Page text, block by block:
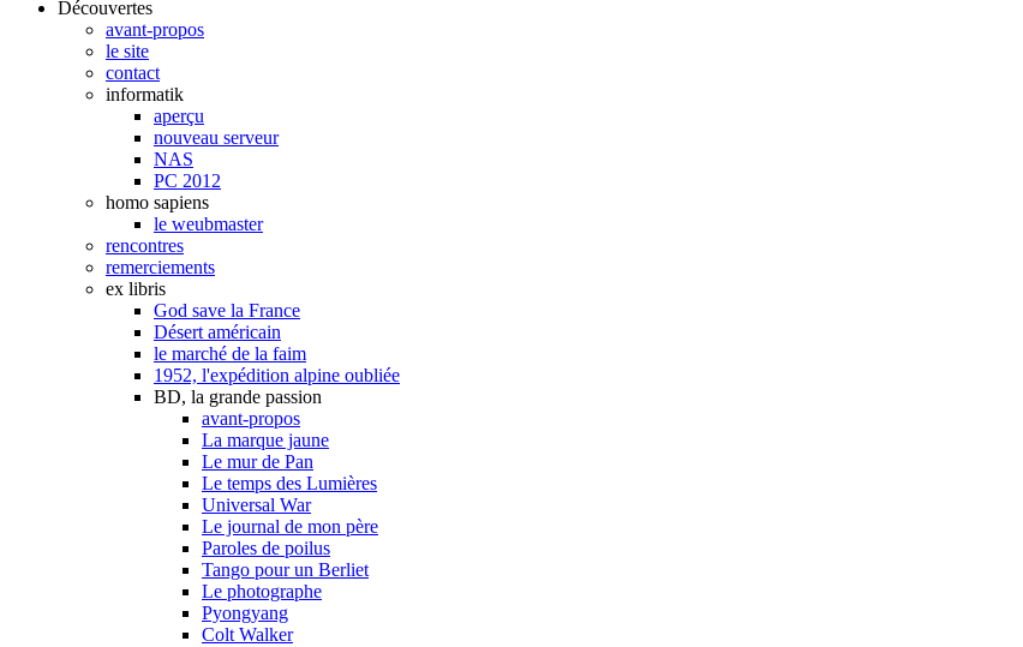
Découvertes
avant-propos
le site
contact
informatik
aperçu
nouveau serveur
NAS
PC 2012
homo sapiens
le weubmaster
rencontres
remerciements
ex libris
God save la France
Désert américain
le marché de la faim
1952, l'expédition alpine oubliée
BD, la grande passion
avant-propos
La marque jaune
Le mur de Pan
Le temps des Lumières
Universal War
Le journal de mon père
Paroles de poilus
Tango pour un Berliet
Le photographe
Pyongyang
Colt Walker